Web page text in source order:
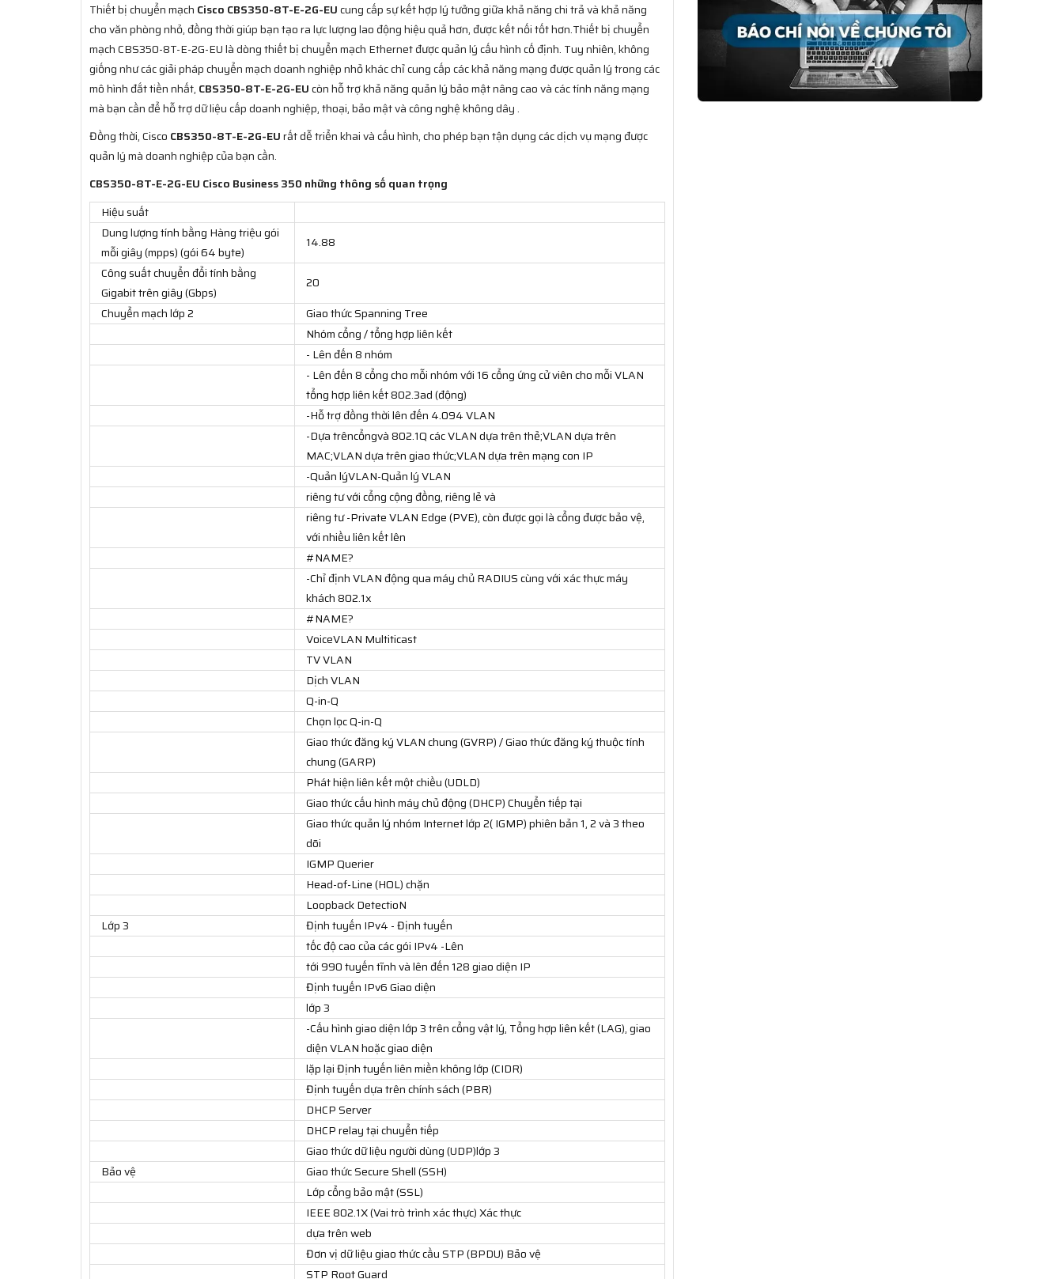
Thiết bị chuyển mạch Cisco CBS350-8T-E-2G-EUcung cấp sự kết hợp lý tưởng giữa khả năng chi trả và khả năng
cho văn phòng nhỏ, đồng thời giúp bạn tạo ra lực lượng lao động hiệu quả hơn, được kết nối tốt hơn.Thiết bị chuyển
mạch CBS350-8T-E-2G-EU là dòng thiết bị chuyển mạch Ethernet được quản lý cấu hình cố định. Tuy nhiên, không
giống như các giải pháp chuyển mạch doanh nghiệp nhỏ khác chỉ cung cấp các khả năng mạng được quản lý trong các
mô hình đắt tiền nhất, CBS350-8T-E-2G-EUcòn hỗ trợ khả năng quản lý bảo mật nâng cao và các tính năng mạng
mà bạn cần để hỗ trợ dữ liệu cấp doanh nghiệp, thoại, bảo mật và công nghệ không dây .
Đồng thời, Cisco CBS350-8T-E-2G-EUrất dễ triển khai và cấu hình, cho phép bạn tận dụng các dịch vụ mạng được
quản lý mà doanh nghiệp của bạn cần.
CBS350-8T-E-2G-EU Cisco Business 350 những thông số quan trọng
Hiệu suất
Dung lượng tính bằng Hàng triệu gói
mỗi giây (mpps) (gói 64 byte)
14.88
Công suất chuyển đổi tính bằng
Gigabit trên giây (Gbps)
20
Chuyển mạch lớp 2
Giao thức Spanning Tree
Nhóm cổng / tổng hợp liên kết
- Lên đến 8 nhóm
- Lên đến 8 cổng cho mỗi nhóm với 16 cổng ứng cử viên cho mỗi VLAN
tổng hợp liên kết 802.3ad (động)
-Hỗ trợ đồng thời lên đến 4.094 VLAN
-Dựa trêncổngvà 802.1Q các VLAN dựa trên thẻ;VLAN dựa trên
MAC;VLAN dựa trên giao thức;VLAN dựa trên mạng con IP
-Quản lýVLAN-Quản lý VLAN
riêng tư với cổng cộng đồng, riêng lẻ và
riêng tư -Private VLAN Edge (PVE), còn được gọi là cổng được bảo vệ,
với nhiều liên kết lên
#NAME?
-Chỉ định VLAN động qua máy chủ RADIUS cùng với xác thực máy
khách 802.1x
#NAME?
VoiceVLAN Multiticast
TV VLAN
Dịch VLAN
Q-in-Q
Chọn lọc Q-in-Q
Giao thức đăng ký VLAN chung (GVRP) / Giao thức đăng ký thuộc tính
chung (GARP)
Phát hiện liên kết một chiều (UDLD)
Giao thức cấu hình máy chủ động (DHCP) Chuyển tiếp tại
Giao thức quản lý nhóm Internet lớp 2( IGMP) phiên bản 1, 2 và 3 theo
dõi
IGMP Querier
Head-of-Line (HOL) chặn
Loopback DetectioN
Lớp 3
Định tuyến IPv4 - Định tuyến
tốc độ cao của các gói IPv4 -Lên
tới 990 tuyến tĩnh và lên đến 128 giao diện IP
Định tuyến IPv6 Giao diện
lớp 3
-Cấu hình giao diện lớp 3 trên cổng vật lý, Tổng hợp liên kết (LAG), giao
diện VLAN hoặc giao diện
lặp lại Định tuyến liên miền không lớp (CIDR)
Định tuyến dựa trên chính sách (PBR)
DHCP Server
DHCP relay tại chuyển tiếp
Giao thức dữ liệu người dùng (UDP)lớp 3
Bảo vệ
Giao thức Secure Shell (SSH)
Lớp cổng bảo mật (SSL)
IEEE 802.1X (Vai trò trình xác thực) Xác thực
dựa trên web
Đơn vị dữ liệu giao thức cầu STP (BPDU) Bảo vệ
STP Root Guard